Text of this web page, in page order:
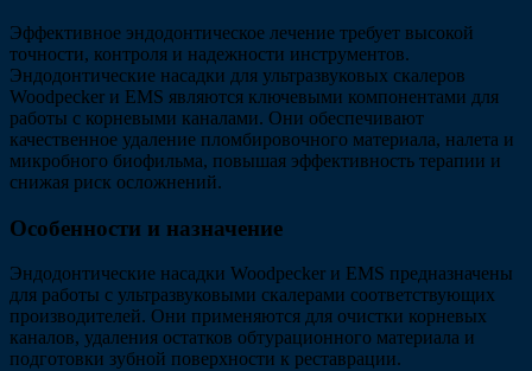
Эффективное эндодонтическое лечение требует высокой
точности, контроля и надежности инструментов.
Эндодонтические насадки для ультразвуковых скалеров
Woodpecker и EMS являются ключевыми компонентами для
работы с корневыми каналами. Они обеспечивают
качественное удаление пломбировочного материала, налета и
микробного био­фильма, повышая эффективность терапии и
снижая риск осложнений.
Особенности и назначение
Эндодонтические насадки Woodpecker и EMS предназначены
для работы с ультразвуковыми скалерами соответствующих
производителей. Они применяются для очистки корневых
каналов, удаления остатков обтурационного материала и
подготовки зубной поверхности к реставрации.